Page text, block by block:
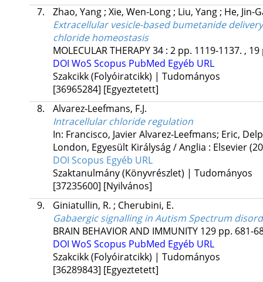
7.
Zhao, Yang; Xie, Wen-Long; Liu, Yang; He, Jin-
Extracellular vesicle-based bumetanide
chloride homeostasis
MOLECULAR THERAPY34: 2 pp. 1119-1137. ,
DOI WoS Scopus PubMed Egyéb URL
Szakcikk (Folyóiratcikk) | Tudományos
[36965284] [Egyeztetett]
8.
Alvarez-Leefmans, F.J.
Intracellular chloride regulation
In: Francisco, Javier Alvarez-Leefmans; Eric,
London, Egyesült Királyság / Anglia : Elsevier
DOI Scopus Egyéb URL
Szaktanulmány (Könyvrészlet) | Tudományos
[37235600] [Nyilvános]
9.
Giniatullin, R. ; Cherubini, E.
Gabaergic signalling in Autism Spectrum
BRAIN BEHAVIOR AND IMMUNITY 129 pp. 681-
DOI WoS Scopus PubMed Egyéb URL
Szakcikk (Folyóiratcikk) | Tudományos
[36289843] [Egyeztetett]